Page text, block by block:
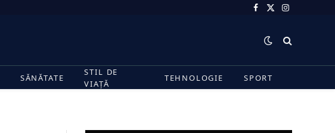
Facebook
X
Instagram
SĂNĂTATE
STIL DE
VIAȚĂ
TEHNOLOGIE SPORT